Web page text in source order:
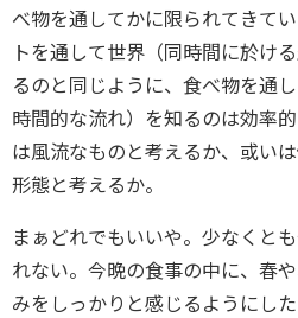
べ物を通してかに限られてきて
トを通して世界（同時間に於け
るのと同じように、食べ物を通
時間的な流れ）を知るのは効率
は風流なものと考えるか、或い
形態と考えるか。
まぁどれでもいいや。少なくと
れない。今晩の食事の中に、春
みをしっかりと感じるようにした